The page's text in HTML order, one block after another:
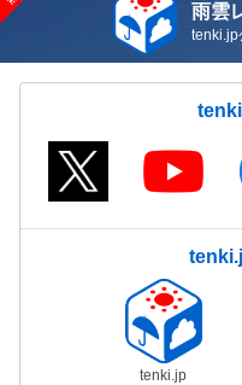
雨雲
tenki.jp